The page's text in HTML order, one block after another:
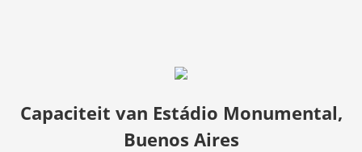
Capaciteit van Estádio Monumental,
Buenos Aires